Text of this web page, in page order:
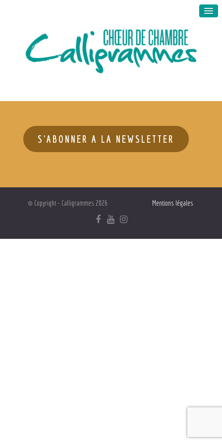
S'ABONNER A LA NEWSLETTER
© Copyright - Calligrammes 2026 Mentions légales